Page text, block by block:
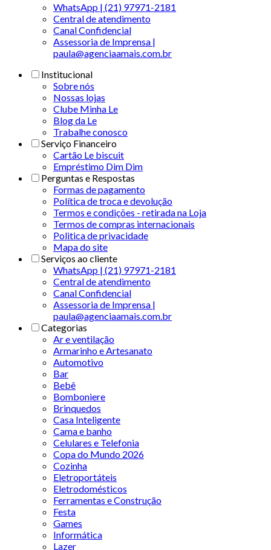
WhatsApp | (21) 97971-2181
Central de atendimento
Canal Confidencial
Assessoria de Imprensa |
paula@agenciaamais.com.br
Institucional
Sobre nós
Nossas lojas
Clube Minha Le
Blog da Le
Trabalhe conosco
Serviço Financeiro
Cartão Le biscuit
Empréstimo Dim Dim
Perguntas e Respostas
Formas de pagamento
Política de troca e devolução
Termos e condições - retirada na Loja
Termos de compras internacionais
Politica de privacidade
Mapa do site
Serviços ao cliente
WhatsApp | (21) 97971-2181
Central de atendimento
Canal Confidencial
Assessoria de Imprensa |
paula@agenciaamais.com.br
Categorias
Ar e ventilação
Armarinho e Artesanato
Automotivo
Bar
Bebê
Bomboniere
Brinquedos
Casa Inteligente
Cama e banho
Celulares e Telefonia
Copa do Mundo 2026
Cozinha
Eletroportáteis
Eletrodomésticos
Ferramentas e Construção
Festa
Games
Informática
Lazer